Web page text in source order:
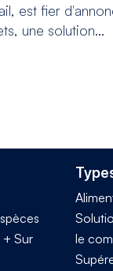
est fier
une solution...
+ Sur
le